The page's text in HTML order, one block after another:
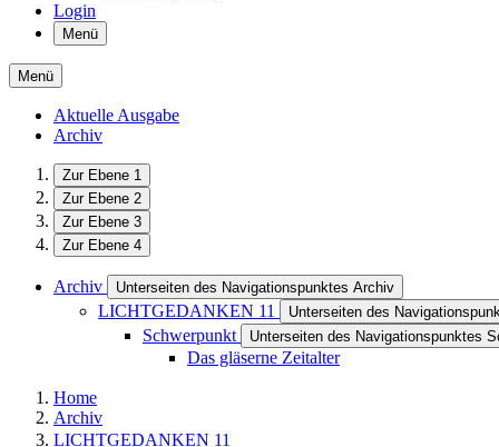
Login
Menü
Menü
Aktuelle Ausgabe
Archiv
Zur Ebene 1
Zur Ebene 2
Zur Ebene 3
Zur Ebene 4
Archiv Unterseiten des Navigationspunktes Archiv
LICHTGEDANKEN 11 Unterseiten des
Schwerpunkt Unterseiten des Navigationspunktes
Das gläserne Zeitalter
Home
Archiv
LICHTGEDANKEN 11